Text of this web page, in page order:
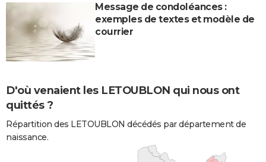
Message de condoléances :
exemples de textes et modèle de
courrier
D'où venaient les LETOUBLON qui nous ont
quittés ?
Répartition des LETOUBLON décédés par département de
naissance.